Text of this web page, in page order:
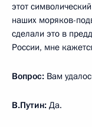
этот
наших моряков-
сделали это в
России, мне
Вопрос: Вам
В.Путин: Да.